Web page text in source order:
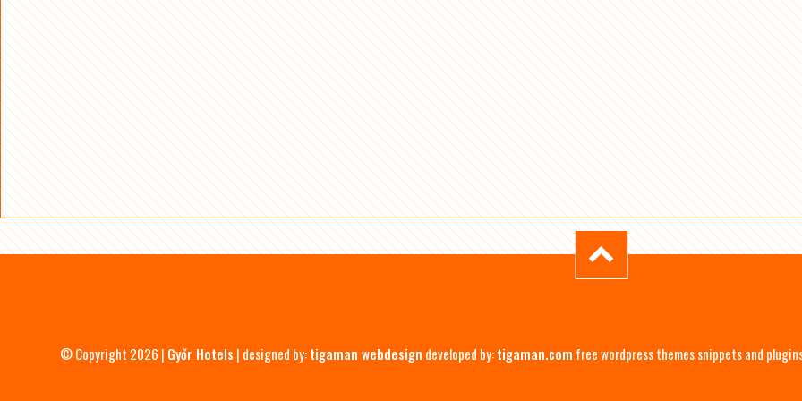
© Copyright 2026 | Győr Hotels | designed by:tigaman webdesign developed by:tigaman.com free wordpress themes snippets and